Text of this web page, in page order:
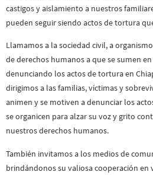
castigos y aislamiento a nuestros
pueden seguir siendo actos de tortura
Llamamos a la sociedad civil, a
de derechos humanos a que se sumen
denunciando los actos de tortura en
dirigimos a las familias, víctimas y
animen y se motiven a denunciar los
se organicen para alzar su voz y grito
nuestros derechos humanos.
También invitamos a los medios de
brindándonos su valiosa cooperación en